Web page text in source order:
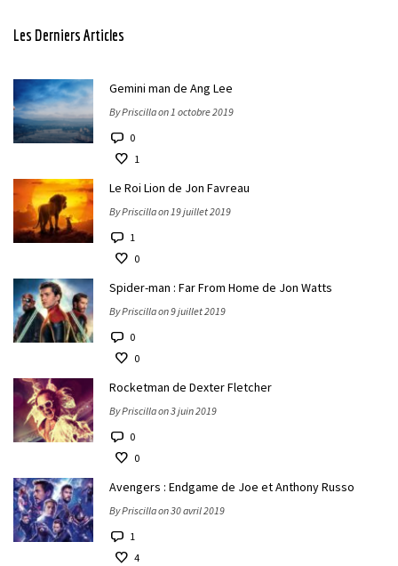
Les Derniers Articles
Gemini man de Ang Lee
By Priscilla on 1 octobre 2019
0
1
Le Roi Lion de Jon Favreau
By Priscilla on 19 juillet 2019
1
0
Spider-man : Far From Home de Jon Watts
By Priscilla on 9 juillet 2019
0
0
Rocketman de Dexter Fletcher
By Priscilla on 3 juin 2019
0
0
Avengers : Endgame de Joe et Anthony Russo
By Priscilla on 30 avril 2019
1
4